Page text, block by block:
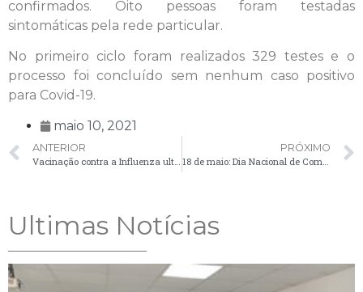
confirmados. Oito pessoas foram testadas
sintomáticas pela rede particular.
No primeiro ciclo foram realizados 329 testes e o
processo foi concluído sem nenhum caso positivo
para Covid-19.
maio 10, 2021
ANTERIOR
Vacinação contra a Influenza ultrapassa duas mil doses aplicadas em Palmeira
PRÓXIMO
18 de maio: Dia Nacional de Combate ao Abuso e à Exploração Sexual de Crianças e Adolescentes
Ultimas Notícias